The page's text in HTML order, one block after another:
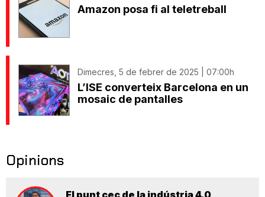
Amazon posa fi al teletreball
Dimecres, 5 de febrer de 2025 | 07:00h
L’ISE converteix Barcelona en un
mosaic de pantalles
Opinions